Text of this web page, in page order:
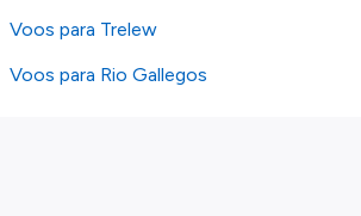
Voos para Trelew
Voos para Rio Gallegos